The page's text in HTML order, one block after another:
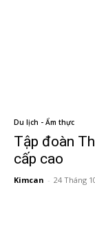
Du lịch - Ẩm thực
Tập đoàn
cấp cao
Kimcan - 24 Tháng